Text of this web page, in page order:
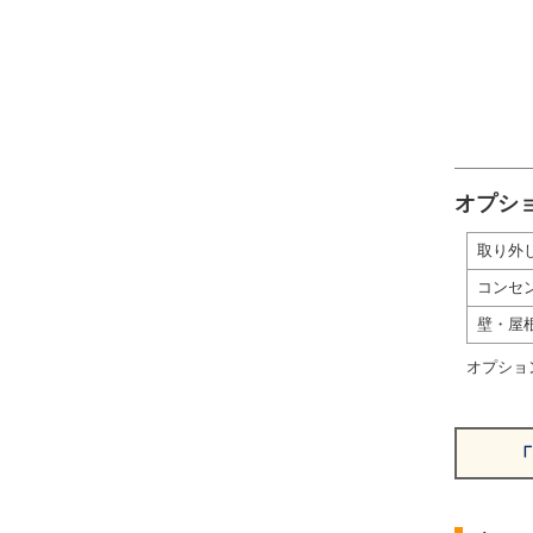
オプシ
取り外
コンセ
壁・屋
オプシ